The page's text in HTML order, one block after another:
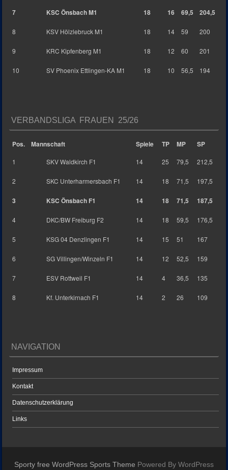
7 KSC Önsbach M1 18 16 69,5 204,5
8 KSV Hölzlebruck M1 18 14 59 200
9 KRC Kipfenberg M1 18 12 60 201
10 SV Phoenix Ettlingen-KA M1 18 10 56,5 194
VERBANDSLIGA FRAUEN 25/26
Pos. Mannschaft Spiele TP MP SP
1 SKV Waldkirch F1 14 25 79,5 212,5
2 SKC Unterharmersbach F1 14 18 71,5 197,5
3 KSC Önsbach F1 14 18 71,5 187,5
4 DKC/BW Freiburg F2 14 18 59,5 176,5
5 KSG 04 Denzlingen F1 14 15 51 167
6 SG Villingen/Winzeln F1 14 12 52,5 159
7 ESV Rottweil F1 14 4 36,5 135
8 Kf. Unterkirnach F1 14 2 26 109
NAVIGATION
Impressum
Kontakt
Datenschutzerklärung
Links
Sporty free WordPress Sports Theme Powered By WordPress